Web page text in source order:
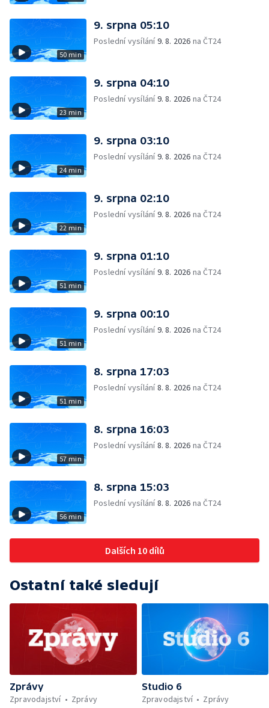
50 min
9. srpna 05:10
Poslední vysílání9. 8. 2026 na ČT24
23 min
9. srpna 04:10
Poslední vysílání9. 8. 2026 na ČT24
24 min
9. srpna 03:10
Poslední vysílání9. 8. 2026 na ČT24
22 min
9. srpna 02:10
Poslední vysílání9. 8. 2026 na ČT24
51 min
9. srpna 01:10
Poslední vysílání9. 8. 2026 na ČT24
51 min
9. srpna 00:10
Poslední vysílání9. 8. 2026 na ČT24
51 min
8. srpna 17:03
Poslední vysílání8. 8. 2026 na ČT24
57 min
8. srpna 16:03
Poslední vysílání8. 8. 2026 na ČT24
56 min
8. srpna 15:03
Poslední vysílání8. 8. 2026 na ČT24
Dalších 10 dílů
Ostatní také sledují
Zprávy
Zpravodajství
Zprávy
Studio 6
Zpravodajství
Zprávy